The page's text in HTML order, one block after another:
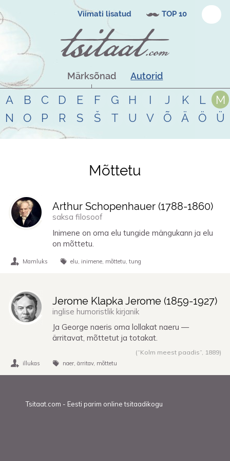
Viimati lisatud TOP 10
Märksõnad Autorid
A B C D E F G H I J K L
M
N
O P R S Š T U V Õ Ä Ö Ü
Tsitaadid teemal mõttetu
Mõttetu
Arthur Schopenhauer (1788-1860)
saksa filosoof
Inimene on oma elu tungide mängukann ja elu
on mõttetu.
Mamluks elu inimene mõttetu tung
Jerome Klapka Jerome (1859-1927)
inglise humoristlik kirjanik
Ja George naeris oma lollakat naeru —
ärritavat, mõttetut ja totakat.
(“Kolm meest paadis”, 1889)
illukas naer ärritav mõttetu
Tsitaat.com - Eesti parim online tsitaadikogu